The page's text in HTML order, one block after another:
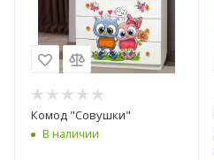
Комод "Совушки"
В наличии